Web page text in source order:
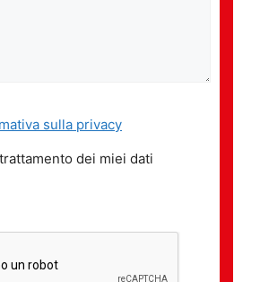
sulla privacy
dei miei dati